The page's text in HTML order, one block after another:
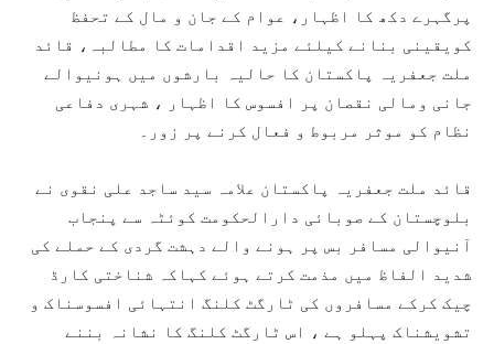
پرگہرے دکھ کا اظہار، عوام کے جان و مال کے تحفظ
کویقینی بنانے کیلئے مزید اقدامات کا مطالبہ، قائد
ملت جعفریہ پاکستان کا حالیہ بارشوں میں ہونیوالے
جانی ومالی نقصان پر افسوس کا اظہار ، شہری دفاعی
نظام کو موثر مربوط و فعال کرنے پر زور۔
قائد ملت جعفریہ پاکستان علامہ سید ساجد علی نقوی نے
بلوچستان کے صوبائی دارالحکومت کوئٹہ سے پنجاب
آنیوالی مسافر بس پر ہونے والے دہشت گردی کے حملے کی
شدید الفاظ میں مذمت کرتے ہوئے کہاکہ شناختی کارڈ
چیک کرکے مسافروں کی ٹارگٹ کلنگ انتہائی افسوسناک و
تشویشناک پہلو ہے ، اس ٹارگٹ کلنگ کا نشانہ بننے